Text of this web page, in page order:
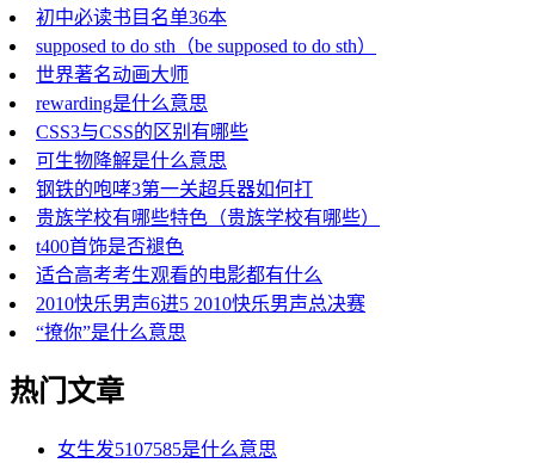
初中必读书目名单36本
supposed to do sth（be supposed to do sth）
世界著名动画大师
rewarding是什么意思
CSS3与CSS的区别有哪些
可生物降解是什么意思
钢铁的咆哮3第一关超兵器如何打
贵族学校有哪些特色（贵族学校有哪些）
t400首饰是否褪色
适合高考考生观看的电影都有什么
2010快乐男声6进5 2010快乐男声总决赛
“撩你”是什么意思
热门文章
女生发5107585是什么意思